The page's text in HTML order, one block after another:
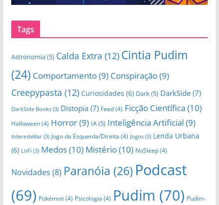
Tags
Astronomia(5) Calda Extra (12) Cintia Pudim
(24) Comportamento(9) Conspiração(9)
Creepypasta (12) Curiosidades (6) Dark(5) DarkSide(7)
DarkSide Books(3) Distopia(7) Feed(4) Ficção Científica (10)
Halloween(4) Horror(9) IA(5) Inteligência Artificial (9)
Interestellar(3) Jogo da Esquerda/Direita (4) Jogos(3) Lenda Urbana
(6) LoFi (3) Medos(10) Mistério(10) NoSleep(4)
Novidades (8) Paranóia (26) Podcast
(69) Pokémon(4) Psicologia (4) Pudim (70) Pudim-